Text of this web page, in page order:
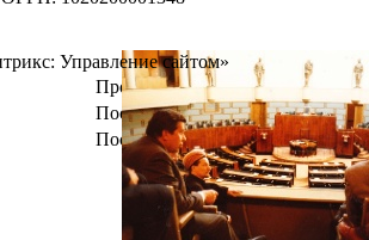
Управление сайтом»
Просмотров всего:
4260499
Посетителей сегодня:
683
Посетителей в онлайн:
17